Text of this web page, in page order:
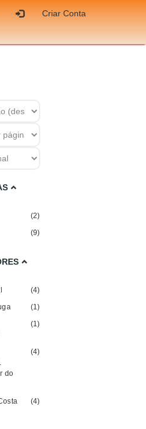
Criar Conta
(2)
(9)
(4)
(1)
(1)
do
(4)
(4)